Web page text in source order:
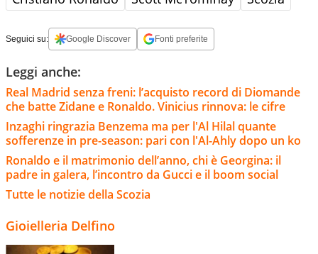
Seguici su: Google Discover Fonti preferite
Leggi anche:
Real Madrid senza freni: l’acquisto record di Diomande
che batte Zidane e Ronaldo. Vinicius rinnova: le cifre
Inzaghi ringrazia Benzema ma per l'Al Hilal quante
sofferenze in pre-season: pari con l'Al-Ahly dopo un ko
Ronaldo e il matrimonio dell’anno, chi è Georgina: il
padre in galera, l’incontro da Gucci e il boom social
Tutte le notizie della Scozia
Gioielleria Delfino